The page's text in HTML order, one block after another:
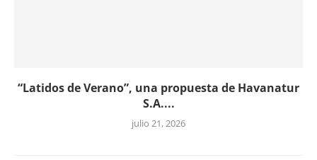
“Latidos de Verano”, una propuesta de Havanatur
S.A....
julio 21, 2026